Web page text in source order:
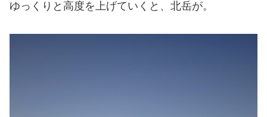
ゆっくりと高度を上げていくと、北岳が。